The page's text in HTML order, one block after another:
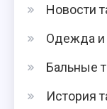
Новости
Одежда и
Бальные
История